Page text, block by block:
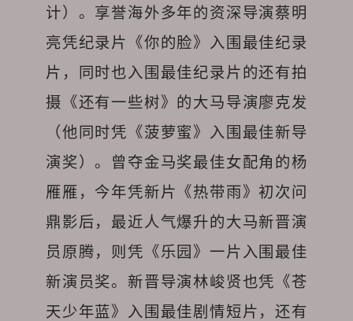
计）。享誉海外多年的资深导演蔡明
亮凭纪录片《你的脸》入围最佳纪录
片，同时也入围最佳纪录片的还有拍
摄《还有一些树》的大马导演廖克发
（他同时凭《菠萝蜜》入围最佳新导
演奖）。曾夺金马奖最佳女配角的杨
雁雁，今年凭新片《热带雨》初次问
鼎影后，最近人气爆升的大马新晋演
员原腾，则凭《乐园》一片入围最佳
新演员奖。新晋导演林峻贤也凭《苍
天少年蓝》入围最佳剧情短片，还有